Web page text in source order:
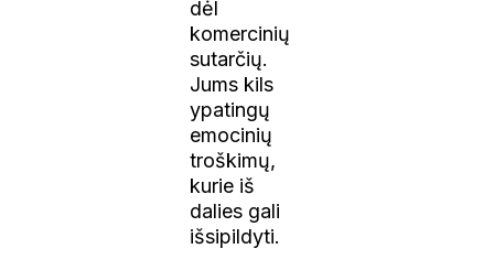
dėl
komercinių
sutarčių.
Jums kils
ypatingų
emocinių
troškimų,
kurie iš
dalies gali
išsipildyti.